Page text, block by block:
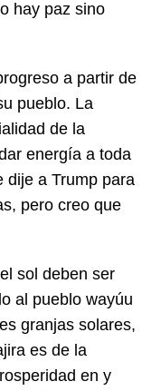
hay paz sino
a partir de
pueblo. La
de la
energía a toda
dije a Trump para
pero creo que
sol deben ser
al pueblo wayúu
granjas solares,
es de la
en y